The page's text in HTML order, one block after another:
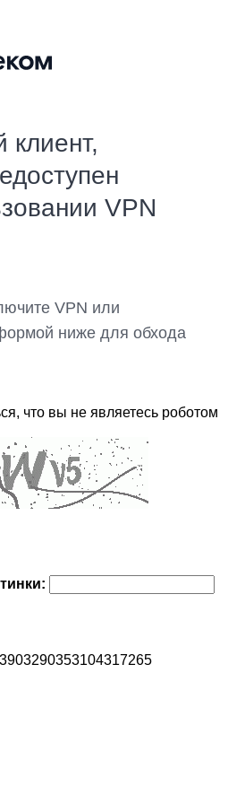
VPN
VPN или
ниже для обхода
что вы не являетесь роботом